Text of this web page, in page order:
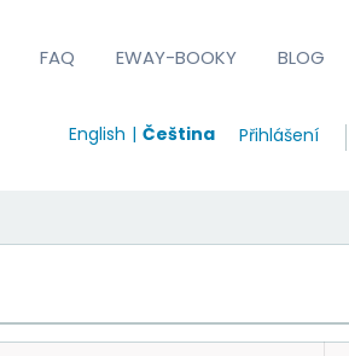
FAQ EWAY-BOOKY BLOG
English Čeština Přihlášení